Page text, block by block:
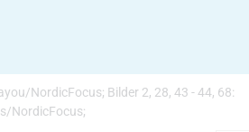
NordicFocus; Bilder 2, 28, 43 - 44, 68:
NordicFocus;